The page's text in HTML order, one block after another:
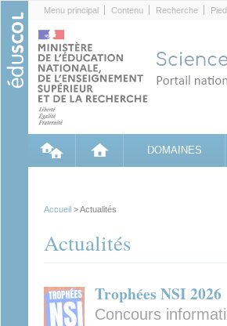
Menu principal Contenu Recherche
DOMAINES
Accueil > Actualités
Actualités
Trophées NSI 2026
Concours